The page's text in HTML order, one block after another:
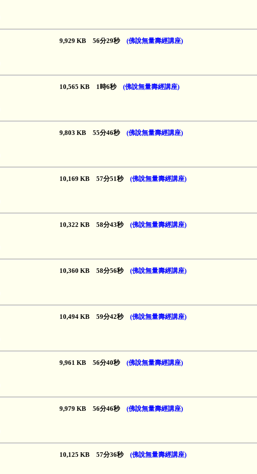
9,929 KB 56分29秒 (佛說無量壽經講座)
10,565 KB 1時6秒 (佛說無量壽經講座)
9,803 KB 55分46秒 (佛說無量壽經講座)
10,169 KB 57分51秒 (佛說無量壽經講座)
10,322 KB 58分43秒 (佛說無量壽經講座)
10,360 KB 58分56秒 (佛說無量壽經講座)
10,494 KB 59分42秒 (佛說無量壽經講座)
9,961 KB 56分40秒 (佛說無量壽經講座)
9,979 KB 56分46秒 (佛說無量壽經講座)
10,125 KB 57分36秒 (佛說無量壽經講座)